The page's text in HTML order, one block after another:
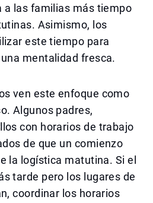
a las familias más tiempo
Asimismo, los
este tiempo para
mentalidad fresca.
ven este enfoque como
Algunos padres,
con horarios de trabajo
de que un comienzo
la logística matutina. Si el
tarde pero los lugares de
coordinar los horarios